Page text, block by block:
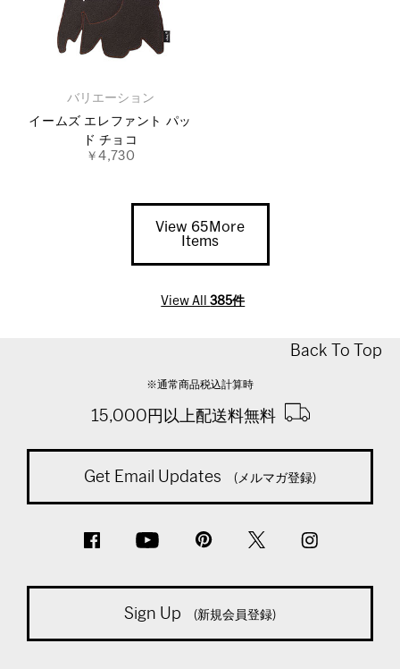
バリエーション
イームズ エレファント パッ
ド チョコ
￥4,730
View 65More
Items
View All385件
Back To Top
※通常商品税込計算時
15,000円以上配送料無料
Get Email Updates (メルマガ登録)
Sign Up (新規会員登録)